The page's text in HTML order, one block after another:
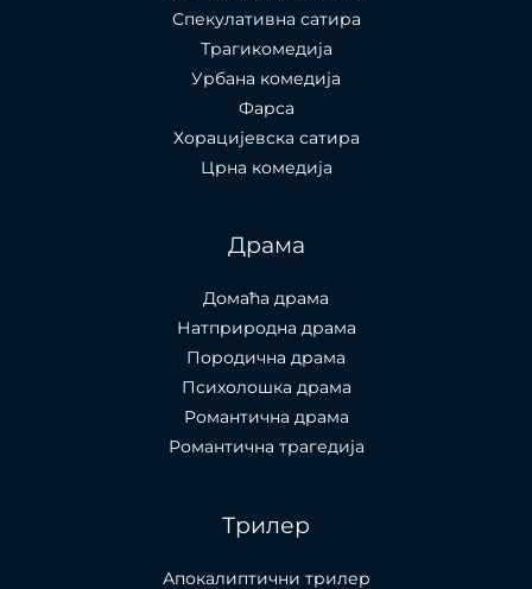
Спекулативна сатира
Трагикомедија
Урбана комедија
Фарса
Хорацијевска сатира
Црна комедија
Драма
Домаћа драма
Натприродна драма
Породична драма
Психолошка драма
Романтична драма
Романтична трагедија
Трилер
Апокалиптични трилер